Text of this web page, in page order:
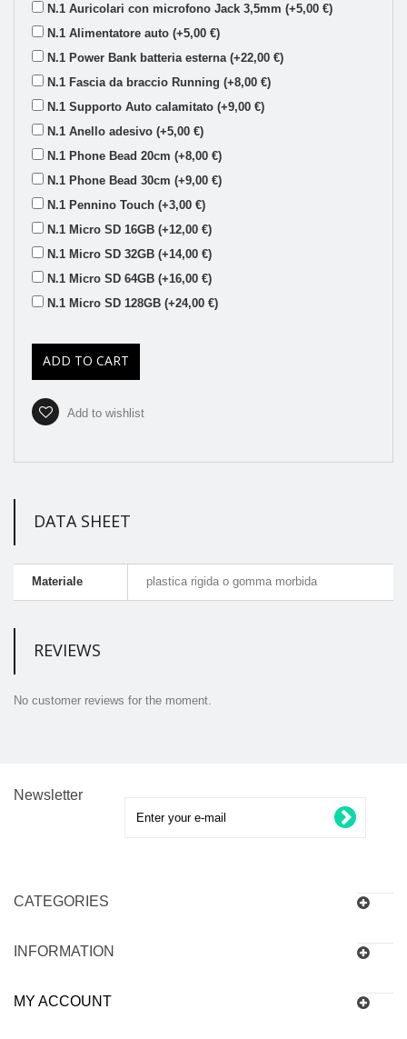
N.1 Auricolari con microfono Jack 3,5mm (+5,00 €)
N.1 Alimentatore auto (+5,00 €)
N.1 Power Bank batteria esterna (+22,00 €)
N.1 Fascia da braccio Running (+8,00 €)
N.1 Supporto Auto calamitato (+9,00 €)
N.1 Anello adesivo (+5,00 €)
N.1 Phone Bead 20cm (+8,00 €)
N.1 Phone Bead 30cm (+9,00 €)
N.1 Pennino Touch (+3,00 €)
N.1 Micro SD 16GB (+12,00 €)
N.1 Micro SD 32GB (+14,00 €)
N.1 Micro SD 64GB (+16,00 €)
N.1 Micro SD 128GB (+24,00 €)
ADD TO CART
Add to wishlist
DATA SHEET
Materiale plastica rigida o gomma morbida
REVIEWS
No customer reviews for the moment.
Newsletter
CATEGORIES
INFORMATION
MY ACCOUNT